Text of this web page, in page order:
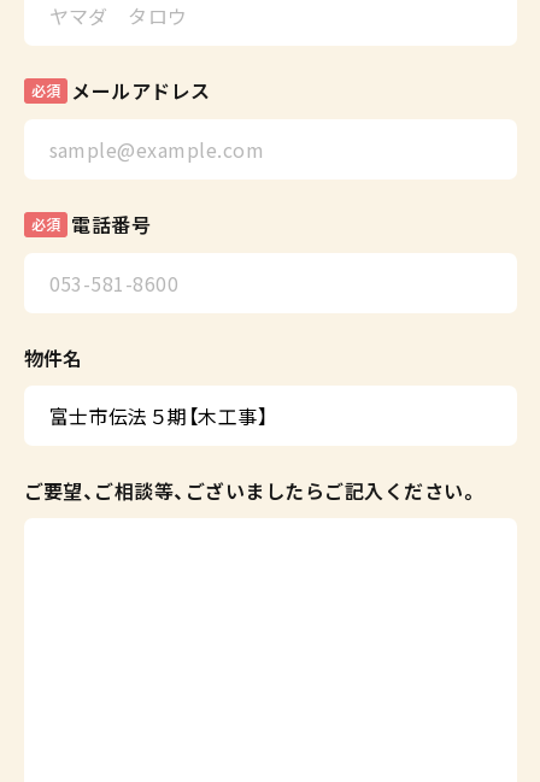
必須 メールアドレス
必須 電話番号
物件名
ご要望、ご相談等、ございましたらご記入ください。